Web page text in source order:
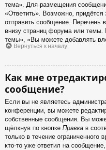
тема». Для размещения
«Ответить». Возможно, придётся
отправить сообщение. Перечень
внизу страниц форума или
темы», «Вы можете добавлять
Вернуться к началу
Как мне
сообщение?
Если вы не являетесь
конференции, вы можете
собственные сообщения. Вы
щёлкнув по кнопке Правка в
только в течение ограниченного
кто-то уже ответил на